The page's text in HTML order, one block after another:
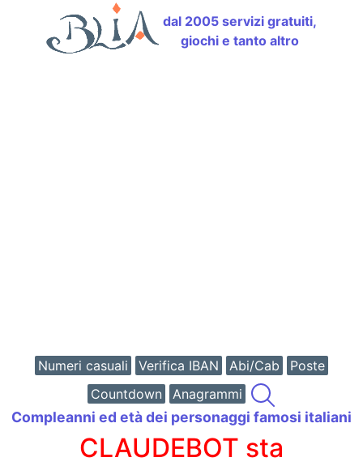
dal 2005 servizi gratuiti,
giochi e tanto altro
Numeri casuali Verifica IBAN Abi/Cab
Poste
Countdown
Anagrammi
Compleanni ed età dei personaggi famosi italiani
CLAUDEBOT sta